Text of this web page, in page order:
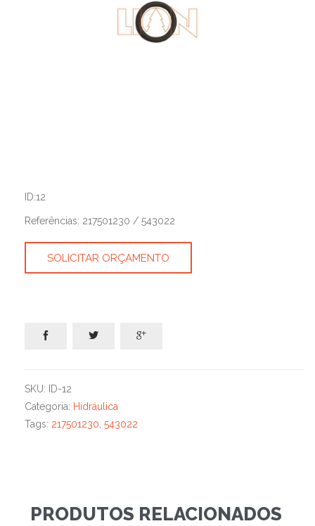
ID:12
Referências: 217501230 / 543022
SOLICITAR ORÇAMENTO
  
SKU:
ID-12
Categoria: Hidráulica
Tags: 217501230, 543022
PRODUTOS RELACIONADOS